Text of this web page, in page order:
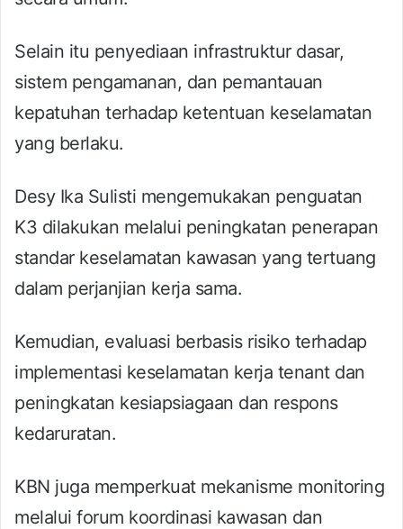
Selain itu penyediaan infrastruktur dasar,
sistem pengamanan, dan pemantauan
kepatuhan terhadap ketentuan keselamatan
yang berlaku.
Desy Ika Sulisti mengemukakan penguatan
K3 dilakukan melalui peningkatan penerapan
standar keselamatan kawasan yang tertuang
dalam perjanjian kerja sama.
Kemudian, evaluasi berbasis risiko terhadap
implementasi keselamatan kerja tenant dan
peningkatan kesiapsiagaan dan respons
kedaruratan.
KBN juga memperkuat mekanisme monitoring
melalui forum koordinasi kawasan dan